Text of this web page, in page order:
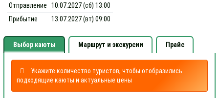
Отправление
10.07.2027 (сб) 13:00
Прибытие
13.07.2027 (вт) 09:00
Выбор каюты Маршрут и экскурсии Прайс
Укажите количество туристов, чтобы отобразились
подходящие каюты и актуальные цены